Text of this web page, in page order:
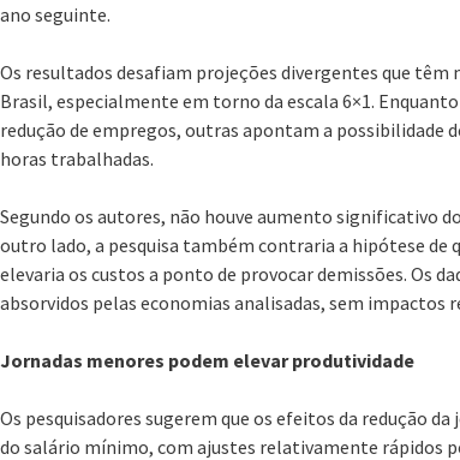
ano seguinte.
Os resultados desafiam projeções divergentes que
Brasil, especialmente em torno da escala 6×1.
redução de empregos, outras apontam a possibilidade
horas trabalhadas.
Segundo os autores, não houve aumento significativo
outro lado, a pesquisa também contraria a hipótese de
elevaria os custos a ponto de provocar demissões. Os
absorvidos pelas economias analisadas, sem impactos
Jornadas menores podem elevar produtividade
Os pesquisadores sugerem que os efeitos da redução
do salário mínimo, com ajustes relativamente rápidos